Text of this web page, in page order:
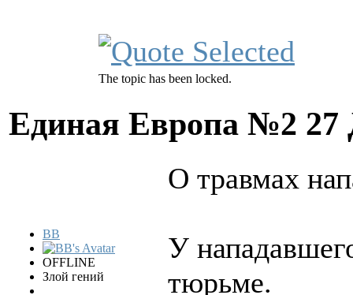
The topic has been locked.
Единая Европа №2 27
BB
OFFLINE
Злой гений
О травмах
У
тюрьме.